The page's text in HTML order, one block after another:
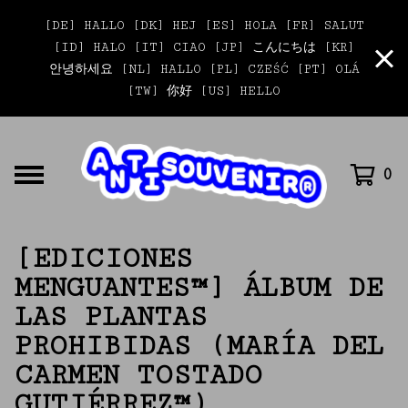
[DE] HALLO [DK] HEJ [ES] HOLA [FR] SALUT
[ID] HALO [IT] CIAO [JP] こんにちは [KR]
안녕하세요 [NL] HALLO [PL] CZEŚĆ [PT] OLÁ
[TW] 你好 [US] HELLO
0
[EDICIONES
MENGUANTES™] ÁLBUM DE
LAS PLANTAS
PROHIBIDAS (MARÍA DEL
CARMEN TOSTADO